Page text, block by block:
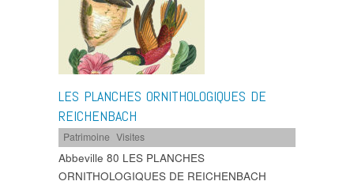
LES PLANCHES ORNITHOLOGIQUES DE
REICHENBACH
Patrimoine ,Visites
Abbeville 80 LES PLANCHES
ORNITHOLOGIQUES DE REICHENBACH